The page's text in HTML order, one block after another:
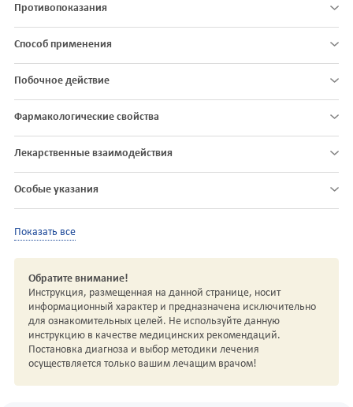
Противопоказания
Способ применения
Побочное действие
Фармакологические свойства
Лекарственные взаимодействия
Особые указания
Показать все
Обратите внимание!
Инструкция, размещенная на данной странице, носит
информационный характер и предназначена исключительно
для ознакомительных целей. Не используйте данную
инструкцию в качестве медицинских рекомендаций.
Постановка диагноза и выбор методики лечения
осуществляется только вашим лечащим врачом!